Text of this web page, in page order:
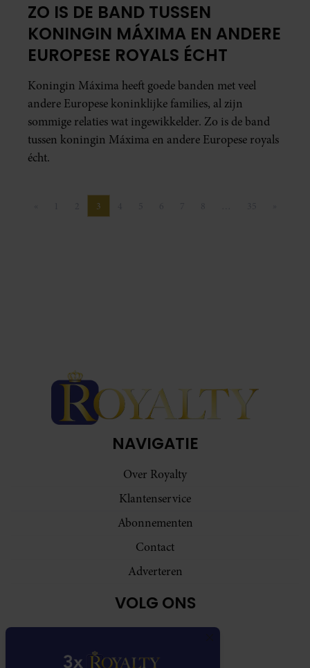
ZO IS DE BAND TUSSEN
KONINGIN MÁXIMA EN ANDERE
EUROPESE ROYALS ÉCHT
Koningin Máxima heeft goede banden met veel
andere Europese koninklijke families, al zijn
sommige relaties wat ingewikkelder. Zo is de band
tussen koningin Máxima en andere Europese royals
écht.
PaginaPagina
3
NAVIGATIE
Over Royalty
Klantenservice
Abonnementen
Contact
Adverteren
VOLG ONS